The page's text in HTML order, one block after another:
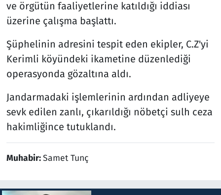
ve örgütün faaliyetlerine katıldığı iddiası
üzerine çalışma başlattı.
Şüphelinin adresini tespit eden ekipler, C.Z'yi
Kerimli köyündeki ikametine düzenlediği
operasyonda gözaltına aldı.
Jandarmadaki işlemlerinin ardından adliyeye
sevk edilen zanlı, çıkarıldığı nöbetçi sulh ceza
hakimliğince tutuklandı.
Muhabir:Samet Tunç